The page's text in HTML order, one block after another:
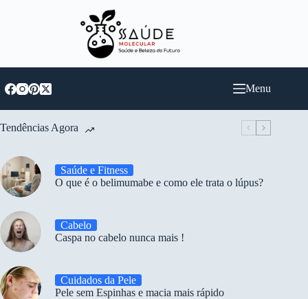
Menu
Tendências Agora
Saúde e Fitness
O que é o belimumabe e como ele trata o lúpus?
Cabelo
Caspa no cabelo nunca mais !
Cuidados da Pele
Pele sem Espinhas e macia mais rápido